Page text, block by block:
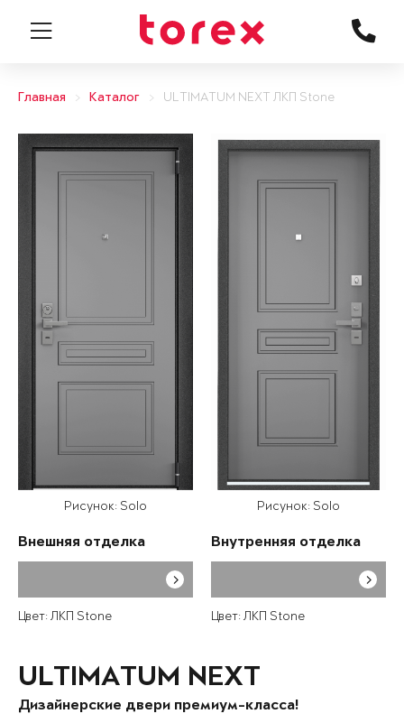
Главная Каталог ULTIMATUM NEXT ЛКП Stone
Рисунок: Solo
Внешняя отделка
Цвет: ЛКП Stone
Рисунок: Solo
Внутренняя отделка
Цвет: ЛКП Stone
ULTIMATUM NEXT
Дизайнерские двери премиум-класса!